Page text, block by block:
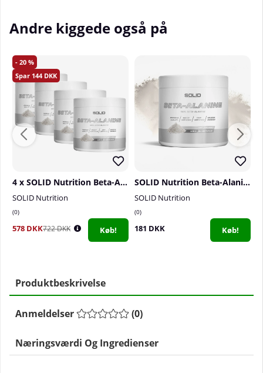
Andre kiggede også på
20
144
4 x SOLID Nutrition Beta-Alanine, 320 g
SOLID Nutrition
0
578 DKK722 DKK Køb!
SOLID Nutrition Beta-Alanine, 320 g
SOLID Nutrition
0
181 DKK Køb!
Produktbeskrivelse
Anmeldelser (0)
Næringsværdi Og Ingredienser